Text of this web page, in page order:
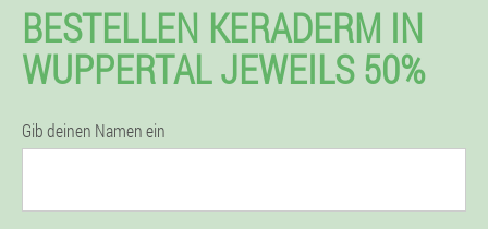
BESTELLEN KERADERM IN
WUPPERTAL JEWEILS 50%
Gib deinen Namen ein